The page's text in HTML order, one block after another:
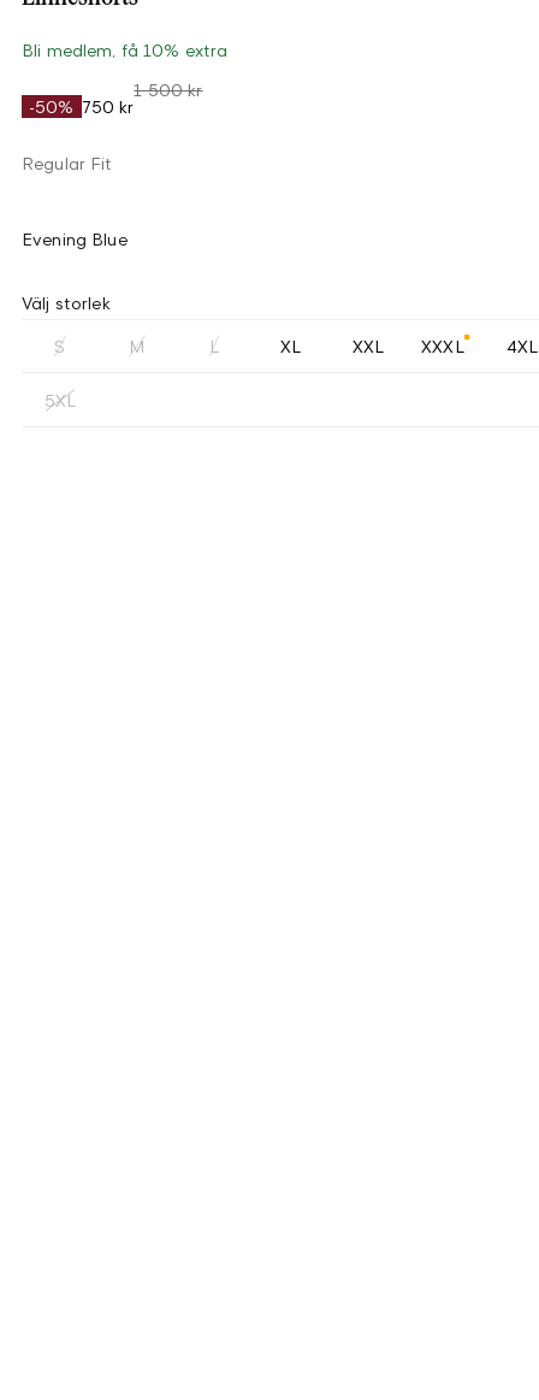
Bli medlem, få 10% extra
-50% 750 kr
1 500 kr
Regular Fit
Evening Blue
Välj storlek
S M L XL XXL XXXL 4XL
5XL